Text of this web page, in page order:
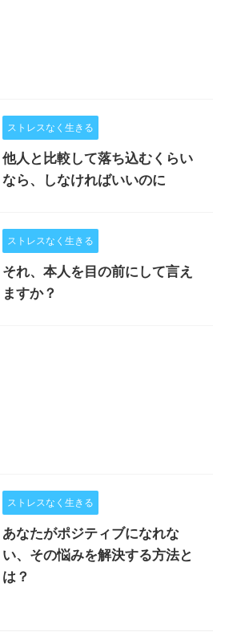
ストレスなく生きる
他人と比較して落ち込むくらい
なら、しなければいいのに
ストレスなく生きる
それ、本人を目の前にして言え
ますか？
ストレスなく生きる
あなたがポジティブになれな
い、その悩みを解決する方法と
は？